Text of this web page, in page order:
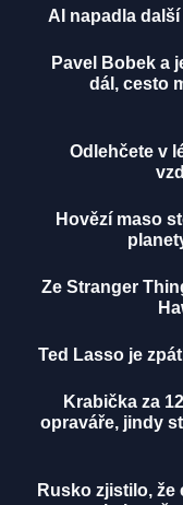
AI napadla
Pavel Bobek a
dál, cesto
Odlehčete v
Hovězí maso
Ze Stranger
Ted Lasso je
Krabička za
opraváře, jindy
Rusko zjistilo,